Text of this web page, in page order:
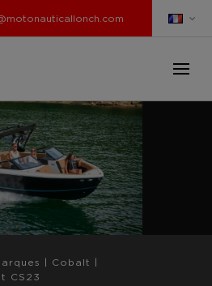
Cobalt
CS23